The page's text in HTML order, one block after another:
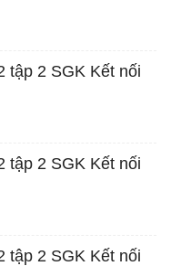
tập 2 SGK Kết nối
tập 2 SGK Kết nối
tập 2 SGK Kết nối